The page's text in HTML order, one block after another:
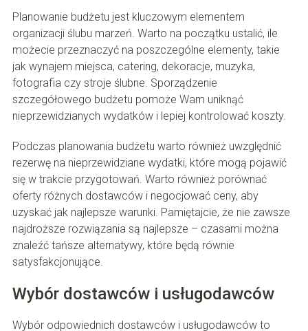
Planowanie budżetu jest kluczowym elementem
organizacji ślubu marzeń. Warto na początku ustalić, ile
możecie przeznaczyć na poszczególne elementy, takie
jak wynajem miejsca, catering, dekoracje, muzyka,
fotografia czy stroje ślubne. Sporządzenie
szczegółowego budżetu pomoże Wam uniknąć
nieprzewidzianych wydatków i lepiej kontrolować koszty.
Podczas planowania budżetu warto również uwzględnić
rezerwę na nieprzewidziane wydatki, które mogą pojawić
się w trakcie przygotowań. Warto również porównać
oferty różnych dostawców i negocjować ceny, aby
uzyskać jak najlepsze warunki. Pamiętajcie, że nie zawsze
najdroższe rozwiązania są najlepsze – czasami można
znaleźć tańsze alternatywy, które będą równie
satysfakcjonujące.
Wybór dostawców i usługodawców
Wybór odpowiednich dostawców i usługodawców to